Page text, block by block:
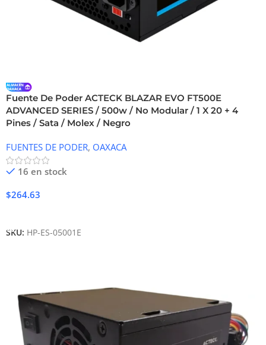
Fuente De Poder ACTECK BLAZAR EVO FT500E
ADVANCED SERIES / 500w / No Modular / 1 X 20 + 4
Pines / Sata / Molex / Negro
FUENTES DE PODER, OAXACA
16 en stock
$264.63
SKU: HP-ES-05001E